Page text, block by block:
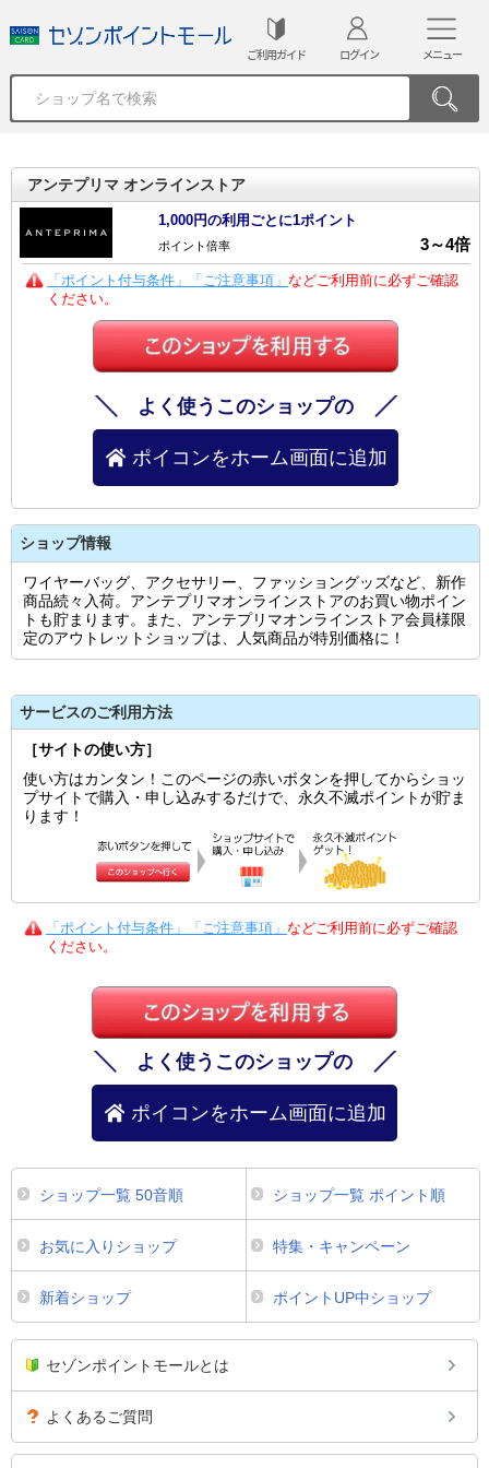
ご利用ガイド ログイン メニュー
アンテプリマ オンラインストア
1,000円の利用ごとに1ポイント
ポイント倍率 3～4倍
「ポイント付与条件」「ご注意事項」 などご利用前に必ずご確認
ください。
よく使うこのショップの
ポイコンをホーム画面に追加
ショップ情報
ワイヤーバッグ、アクセサリー、ファッショングッズなど、新作
商品続々入荷。アンテプリマオンラインストアのお買い物ポイン
トも貯まります。また、アンテプリマオンラインストア会員様限
定のアウトレットショップは、人気商品が特別価格に！
サービスのご利用方法
［サイトの使い方］
使い方はカンタン！このページの赤いボタンを押してからショッ
プサイトで購入・申し込みするだけで、永久不滅ポイントが貯ま
ります！
「ポイント付与条件」「ご注意事項」 などご利用前に必ずご確認
ください。
よく使うこのショップの
ポイコンをホーム画面に追加
ショップ一覧 50音順 ショップ一覧 ポイント順
お気に入りショップ 特集・キャンペーン
新着ショップ ポイントUP中ショップ
セゾンポイントモールとは
よくあるご質問